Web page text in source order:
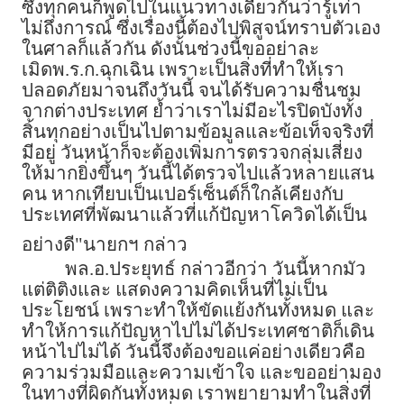
ซึ่งทุกคนก็พูดไปในแนวทางเดียวกันว่ารู้เท่า
ไม่ถึงการณ์ ซึ่งเรื่องนี้ต้องไปพิสูจน์ทราบตัวเอง
ในศาลก็แล้วกัน ดังนั้นช่วงนี้ขออย่าละ
เมิดพ.ร.ก.ฉุกเฉิน เพราะเป็นสิ่งที่ทำให้เรา
ปลอดภัยมาจนถึงวันนี้ จนได้รับความชื่นชม
จากต่างประเทศ ย้ำว่าเราไม่มีอะไรปิดบังทั้ง
สิ้นทุกอย่างเป็นไปตามข้อมูลและข้อเท็จจริงที่
มีอยู่ วันหน้าก็จะต้องเพิ่มการตรวจกลุ่มเสี่ยง
ให้มากยิ่งขึ้นๆ วันนี้ได้ตรวจไปแล้วหลายแสน
คน หากเทียบเป็นเปอร์เซ็นต์ก็ใกล้เคียงกับ
ประเทศที่พัฒนาแล้วที่แก้ปัญหาโควิดได้เป็น
อย่างดี"นายกฯ กล่าว
พล.อ.ประยุทธ์ กล่าวอีกว่า วันนี้หากมัว
แต่ติติงและ แสดงความคิดเห็นที่ไม่เป็น
ประโยชน์ เพราะทำให้ขัดแย้งกันทั้งหมด และ
ทำให้การแก้ปัญหาไปไม่ได้ประเทศชาติก็เดิน
หน้าไปไม่ได้ วันนี้จึงต้องขอแค่อย่างเดียวคือ
ความร่วมมือและความเข้าใจ และขออย่ามอง
ในทางที่ผิดกันทั้งหมด เราพยายามทำในสิ่งที่